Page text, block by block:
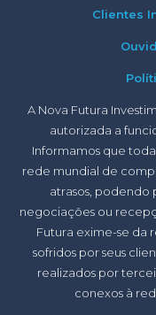
Clientes
A Nova Futura
autorizada a
Informamos que
rede mundial de
atrasos, podendo
negociações ou
Futura exime-se da
sofridos por seus
realizados por
conexos à